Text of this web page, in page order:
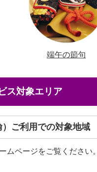
端午の節句
ス対象エリア
）ご利用での対象地域
ムページをご覧ください。